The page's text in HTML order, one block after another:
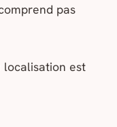
pas
localisation est